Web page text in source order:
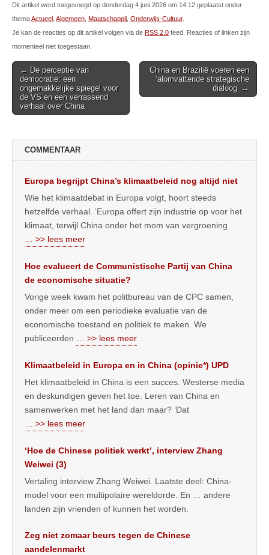
Dit artikel werd toegevoegd op donderdag 4 juni 2026 om 14:12 geplaatst onder
themaActueel Algemeen Maatschappij Onderwijs-Cultuur.
Je kan de reacties op dit artikel volgen via de RSS 2.0 feed. Reacties of linken zijn
momenteel niet toegestaan.
Post
navigation
← De perceptie van
democratie: een
ongemakkelijke spiegel voor
de VS en een verrassend
verhaal over China
China en Brazilië voeren een
‘alomvattende strategische
dialoog’ →
COMMENTAAR
Europa begrijpt China’s klimaatbeleid nog altijd niet
Wie het klimaatdebat in Europa volgt, hoort steeds
hetzelfde verhaal. ‘Europa offert zijn industrie op voor het
klimaat, terwijl China onder het mom van vergroening
… >> lees meer
Hoe evalueert de Communistische Partij van China
de economische situatie?
Vorige week kwam het politbureau van de CPC samen,
onder meer om een periodieke evaluatie van de
economische toestand en politiek te maken. We
publiceerden
… >> lees meer
Klimaatbeleid in Europa en in China (opinie*) UPD
Het klimaatbeleid in China is een succes. Westerse media
en deskundigen geven het toe. Leren van China en
samenwerken met het land dan maar? ‘Dat
… >> lees meer
‘Hoe de Chinese politiek werkt’, interview Zhang
Weiwei (3)
Vertaling interview Zhang Weiwei. Laatste deel: China-
model voor een multipolaire wereldorde. En … andere
landen zijn vrienden of kunnen het worden.
Zeg niet zomaar beurs tegen de Chinese
aandelenmarkt